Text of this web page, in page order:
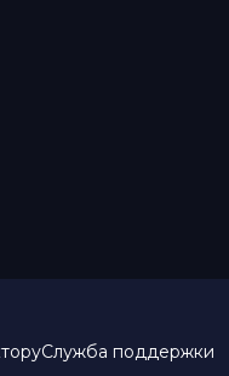
Служба поддержки